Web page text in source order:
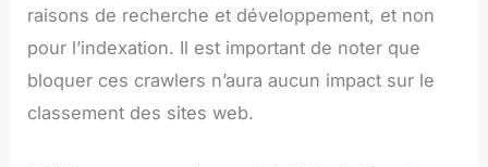
raisons de recherche et développement, et non
pour l’indexation. Il est important de noter que
bloquer ces crawlers n’aura aucun impact sur le
classement des sites web.